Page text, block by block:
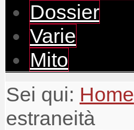
Dossier
Varie
Mito
Sei qui: Home
estraneità